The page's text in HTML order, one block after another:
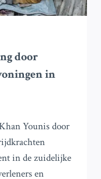
door
in
Younis door
in de zuidelijke
en